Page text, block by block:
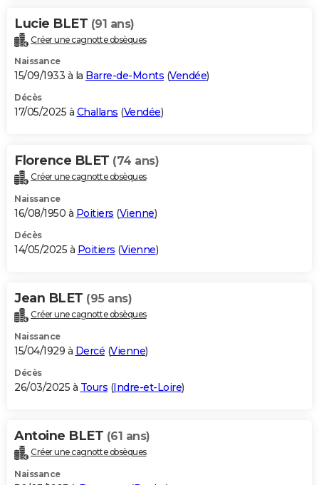
Lucie BLET (91 ans)
Créer une cagnotte obsèques
Naissance
15/09/1933 à la Barre-de-Monts (Vendée)
Décès
17/05/2025 à Challans (Vendée)
Florence BLET (74 ans)
Créer une cagnotte obsèques
Naissance
16/08/1950 à Poitiers (Vienne)
Décès
14/05/2025 à Poitiers (Vienne)
Jean BLET (95 ans)
Créer une cagnotte obsèques
Naissance
15/04/1929 à Dercé (Vienne)
Décès
26/03/2025 à Tours (Indre-et-Loire)
Antoine BLET (61 ans)
Créer une cagnotte obsèques
Naissance